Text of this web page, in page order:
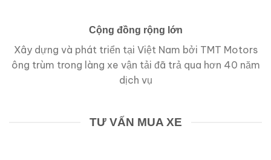
Cộng đồng rộng lớn
Xây dựng và phát triển tại Việt Nam bởi TMT Motors
ông trùm trong làng xe vận tải đã trả qua hơn 40 năm
dịch vụ
TƯ VẤN MUA XE